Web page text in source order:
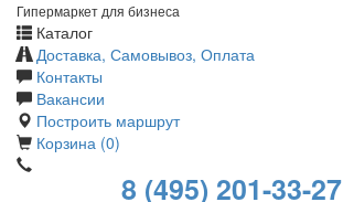
Гипермаркет для бизнеса
Каталог
Доставка, Самовывоз, Оплата
Контакты
Вакансии
Построить маршрут
Корзина (0)
8 (495) 201-33-27